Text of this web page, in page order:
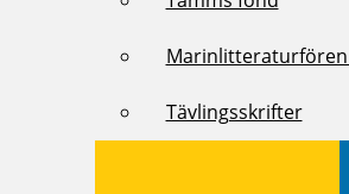
Tävlingsskrifter